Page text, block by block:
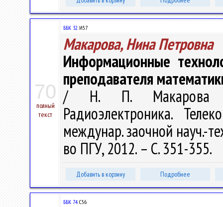
70
полный
текст
ББК 32.И57
Макарова, Нина Петровна
Информационные
преподавателя
/ Н. П. Макарова //
Радиоэлектроника.
междунар. заочной науч.-
во ПГУ, 2012. – С. 351-355.
Добавить в корзину Подробнее
ББК 74.С56